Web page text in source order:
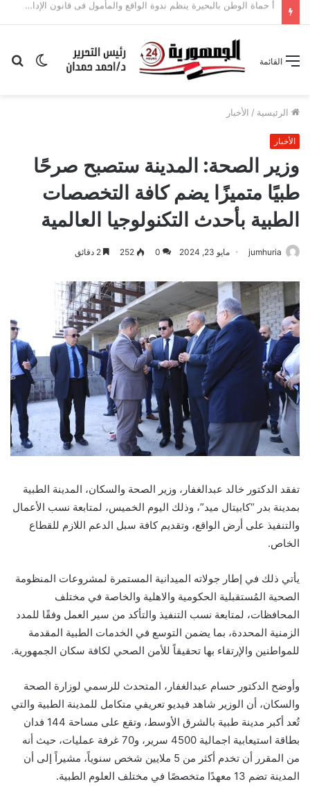
أمانة الطوارئ التنفيذية بأسيوط تعقد اجتماعاً موسعاً لمناقشة خطة المرحلة المقبلة وتعزيز الشراكات الاستراتيجية
الوضع
القائمة
الرئيسية / الأخبار
الأخبار
وزير الصحة: المدينة ستصبح صرحًا
طبيًا متميزًا يضم كافة التخصصات
الطبية بأحدث التكنولوجيا العالمية
jumhuria مايو 23, 2024 0
252
تفقد الدكتور خالد عبدالغفار، وزير الصحة والسكان، المدينة الطبية
بمدينة بدر “كابيتال ميد”، وذلك اليوم الخميس، لمتابعة نسب الأعمال
والتنفيذ على أرض الواقع، وتقديم كافة سبل الدعم اللازم للقطاع
الخاص.
يأتي ذلك في إطار جولاته الميدانية المستمرة لمشروعات المنظومة
الصحية المُستقبلية الحكومية والاهلية والخاصة في مختلف
المحافظات، لمتابعة نسب التنفيذ والتأكد من سير العمل وفقًا للمدد
الزمنية المحددة، بما يضمن التوسع في الخدمات الطبية المقدمة
للمواطنين والإرتقاء بها تحقيقاً للأمن الصحي لكافة سكان الجمهورية.
وأوضح الدكتور حسام عبدالغفار، المتحدث للرسمي لوزارة الصحة
والسكان، أن الوزير شاهد فيديو تعريفي متكامل للمدينة الطبية والتي
تُعد أكبر مدينة طبية بالشرق الأوسط، وتقع على مساحة 144 فدان
بطاقة استيعابية اجمالية 4500 سرير، و70 غرفة عمليات، حيث أنه
من المقرر أن تخدم أكثر من 5 ملايين شخص سنوياً، مشيراً إلى أن
المدينة تضم 13 معهدًا متخصصًا في مختلف العلوم الطبية.